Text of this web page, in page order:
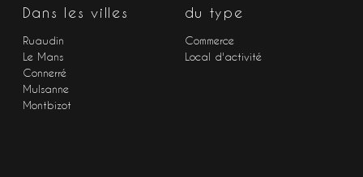
Dans les villes
Ruaudin
Le Mans
Connerré
Mulsanne
Montbizot
du type
Commerce
Local d'activité